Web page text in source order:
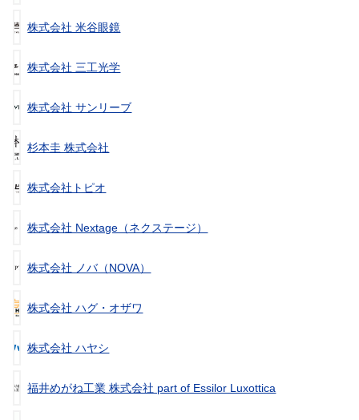
株式会社 米谷眼鏡
株式会社 三工光学
株式会社 サンリーブ
杉本圭 株式会社
株式会社トピオ
株式会社 Nextage（ネクステージ）
株式会社 ノバ（NOVA）
株式会社 ハグ・オザワ
株式会社 ハヤシ
福井めがね工業 株式会社 part of Essilor Luxottica